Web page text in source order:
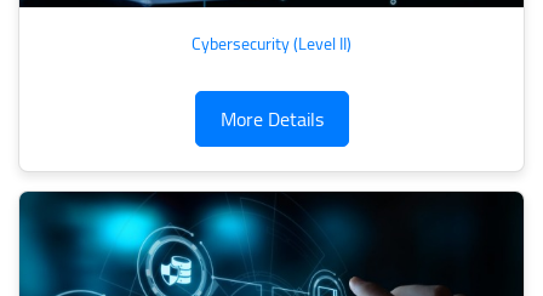
Cybersecurity (Level II)
More Details